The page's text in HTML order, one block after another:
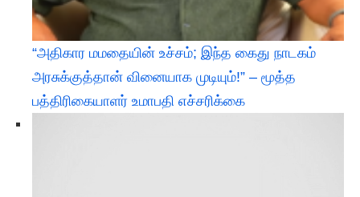
“அதிகார மமதையின் உச்சம்; இந்த கைது நாடகம்
அரசுக்குத்தான் வினையாக முடியும்!” – மூத்த
பத்திரிகையாளர் உமாபதி எச்சரிக்கை